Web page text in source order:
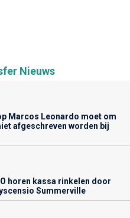
Nieuws
Marcos Leonardo moet om
afgeschreven worden bij
horen kassa rinkelen door
Summerville